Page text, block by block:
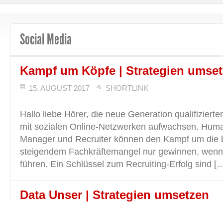
Social Media
Kampf um Köpfe | Strategien
15. AUGUST 2017 SHORTLINK
Hallo liebe Hörer, die neue Generation
mit sozialen Online-Netzwerken aufwachsen.
Manager und Recruiter können den Kampf um die
steigendem Fachkräftemangel nur gewinnen,
führen. Ein Schlüssel zum Recruiting-Erfolg sind
Data Unser | Strategien umsetzen